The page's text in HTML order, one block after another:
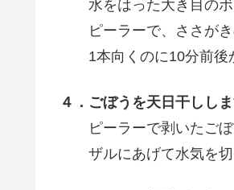
水をはった大き目のボ
ピーラーで、ささがき
1本向くのに10分前後
４．ごぼうを天日干しし
ピーラーで剥いたごぼ
ザルにあげて水気を切